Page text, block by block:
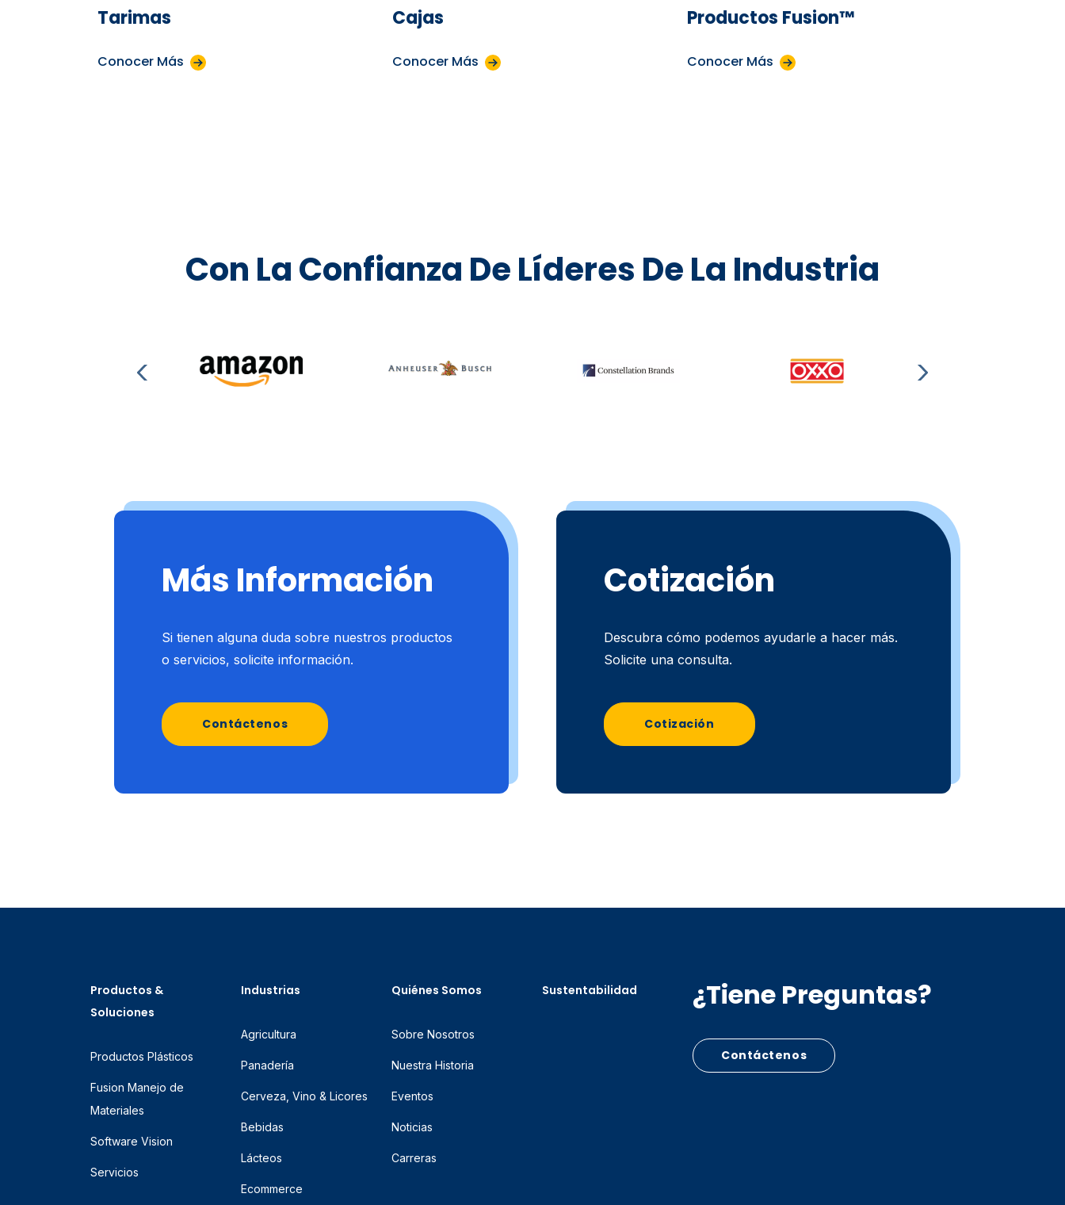
Tarimas
Conocer Más
Cajas
Conocer Más
Productos Fusion™
Conocer Más
Con La Confianza De Líderes De La Industria
Más Información
Si tienen alguna duda sobre nuestros productos
o servicios, solicite información.
Contáctenos
Cotización
Descubra cómo podemos ayudarle a hacer más.
Solicite una consulta.
Cotización
Productos &
Soluciones
Productos Plásticos
Fusion Manejo de
Materiales
Software Vision
Servicios
Industrias
Agricultura
Panadería
Cerveza, Vino & Licores
Bebidas
Lácteos
Ecommerce
Quiénes Somos
Sobre Nosotros
Nuestra Historia
Eventos
Noticias
Carreras
Sustentabilidad ¿Tiene Preguntas?
Contáctenos